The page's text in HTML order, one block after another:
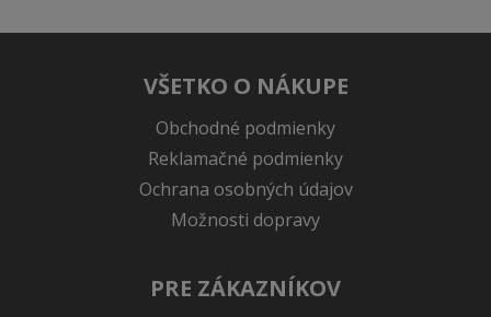
VŠETKO O NÁKUPE
Obchodné podmienky
Reklamačné podmienky
Ochrana osobných údajov
Možnosti dopravy
PRE ZÁKAZNÍKOV